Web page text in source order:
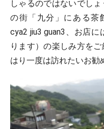
しゃるのではないでし
の街「九分」にある茶
cya2 jiu3 guan3、お店
ります）の楽しみ方を
はり一度は訪れたいお勧